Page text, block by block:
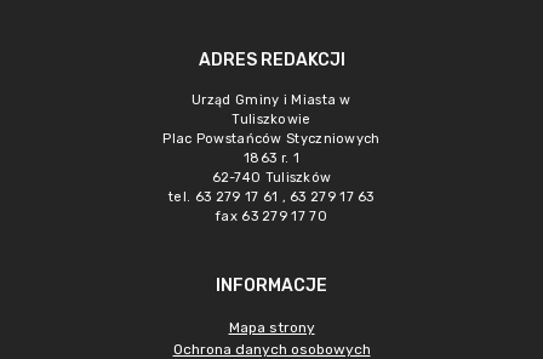
ADRES REDAKCJI
Urząd Gminy i Miasta w
Tuliszkowie
Plac Powstańców Styczniowych
1863 r. 1
62-740 Tuliszków
tel. 63 279 17 61 , 63 279 17 63
fax 63 279 17 70
INFORMACJE
Mapa strony
Ochrona danych osobowych